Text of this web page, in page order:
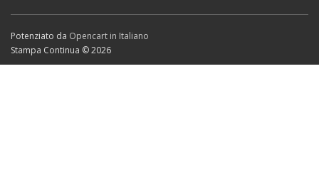
Potenziato da Opencart in Italiano
Stampa Continua © 2026